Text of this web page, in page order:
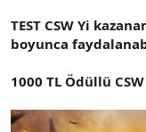
TEST CSW Yi
boyunca
1000 TL Ödüllü